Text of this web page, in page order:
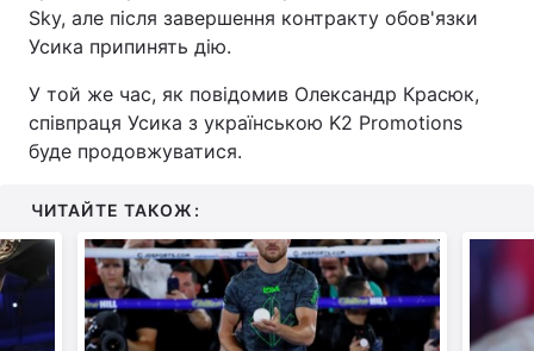
Sky, але після завершення контракту обов'язки
Усика припинять дію.
У той же час, як повідомив Олександр Красюк,
співпраця Усика з українською K2 Promotions
буде продовжуватися.
ЧИТАЙТЕ ТАКОЖ: